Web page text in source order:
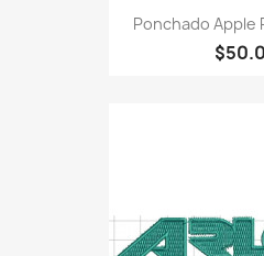
Ponchado Apple